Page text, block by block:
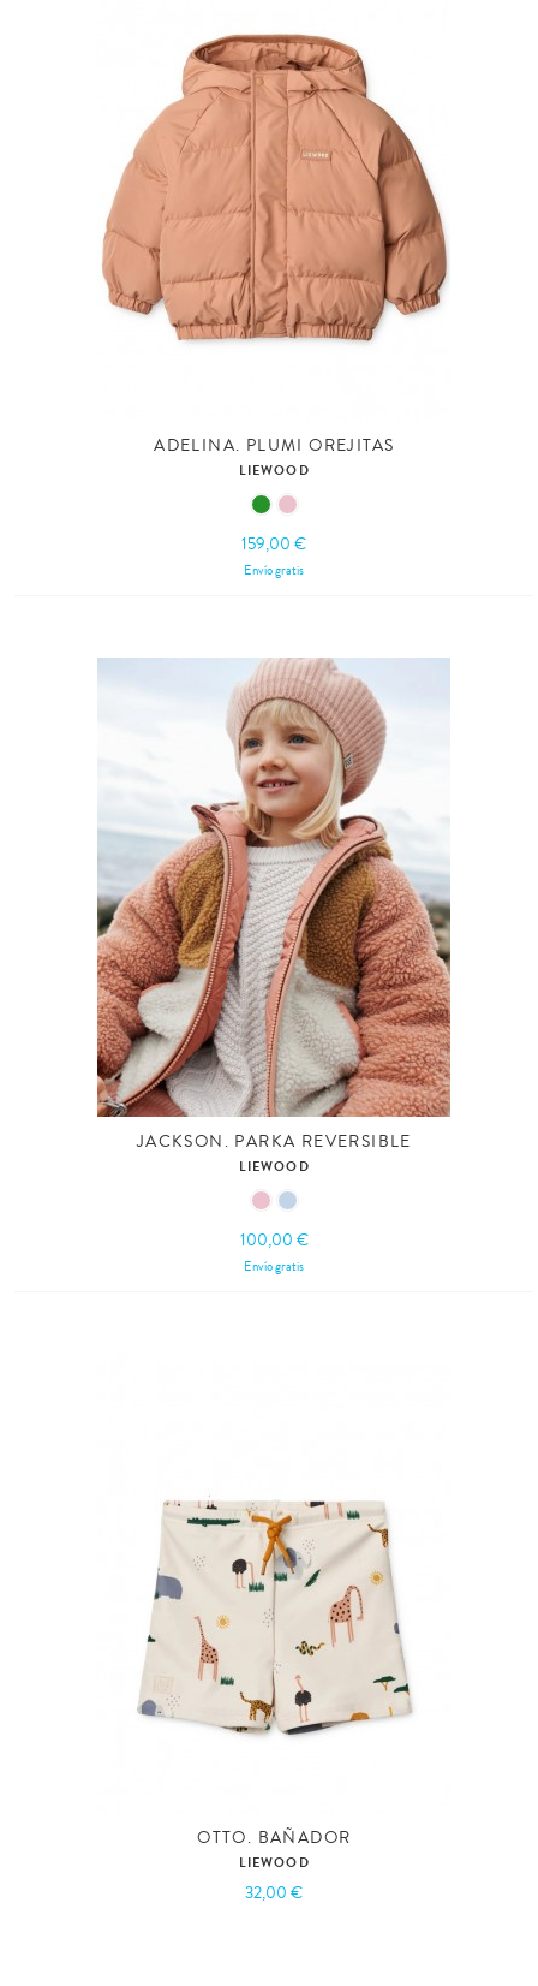
ADELINA. PLUMI OREJITAS
LIEWOOD
159,00 €
Envío gratis
JACKSON. PARKA REVERSIBLE
LIEWOOD
100,00 €
Envío gratis
OTTO. BAÑADOR
LIEWOOD
32,00 €